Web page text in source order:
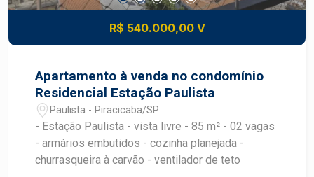
R$ 540.000,00 V
Apartamento à venda no condomínio
Residencial Estação Paulista
Paulista - Piracicaba/SP
- Estação Paulista - vista livre - 85 m² - 02 vagas
- armários embutidos - cozinha planejada -
churrasqueira à carvão - ventilador de teto